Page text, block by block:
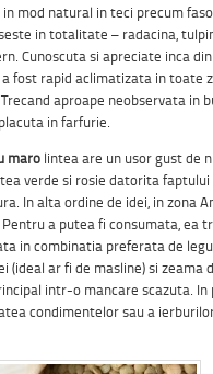
mod natural in teci precum
in totalitate – radacina,
Cunoscuta si apreciate inca
fost rapid aclimatizata in toate
aproape neobservata in
in farfurie.
maro lintea are un usor gust de
verde si rosie datorita
In alta ordine de idei, in zona
a putea fi consumata, ea
in combinatia preferata de
(ideal ar fi de masline) si zeama
intr-o mancare scazuta.
condimentelor sau a